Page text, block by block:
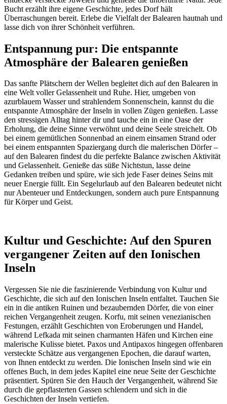
Bucht erzählt ihre eigene Geschichte, jedes Dorf hält
Überraschungen bereit. Erlebe die Vielfalt der Balearen hautnah und
lasse dich von ihrer Schönheit verführen.
Entspannung pur: Die entspannte
Atmosphäre der Balearen genießen
Das sanfte Plätschern der Wellen begleitet dich auf den Balearen in
eine Welt voller Gelassenheit und Ruhe. Hier, umgeben von
azurblauem Wasser und strahlendem Sonnenschein, kannst du die
entspannte Atmosphäre der Inseln in vollen Zügen genießen. Lasse
den stressigen Alltag hinter dir und tauche ein in eine Oase der
Erholung, die deine Sinne verwöhnt und deine Seele streichelt. Ob
bei einem gemütlichen Sonnenbad an einem einsamen Strand oder
bei einem entspannten Spaziergang durch die malerischen Dörfer –
auf den Balearen findest du die perfekte Balance zwischen Aktivität
und Gelassenheit. Genieße das süße Nichtstun, lasse deine
Gedanken treiben und spüre, wie sich jede Faser deines Seins mit
neuer Energie füllt. Ein Segelurlaub auf den Balearen bedeutet nicht
nur Abenteuer und Entdeckungen, sondern auch pure Entspannung
für Körper und Geist.
Kultur und Geschichte: Auf den Spuren
vergangener Zeiten auf den Ionischen
Inseln
Vergessen Sie nie die faszinierende Verbindung von Kultur und
Geschichte, die sich auf den Ionischen Inseln entfaltet. Tauchen Sie
ein in die antiken Ruinen und bezaubernden Dörfer, die von einer
reichen Vergangenheit zeugen. Korfu, mit seinen venezianischen
Festungen, erzählt Geschichten von Eroberungen und Handel,
während Lefkada mit seinen charmanten Häfen und Kirchen eine
malerische Kulisse bietet. Paxos und Antipaxos hingegen offenbaren
versteckte Schätze aus vergangenen Epochen, die darauf warten,
von Ihnen entdeckt zu werden. Die Ionischen Inseln sind wie ein
offenes Buch, in dem jedes Kapitel eine neue Seite der Geschichte
präsentiert. Spüren Sie den Hauch der Vergangenheit, während Sie
durch die gepflasterten Gassen schlendern und sich in die
Geschichten der Inseln vertiefen.